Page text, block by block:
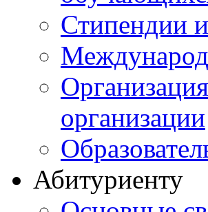
Стипендии
организации
Абитуриенту